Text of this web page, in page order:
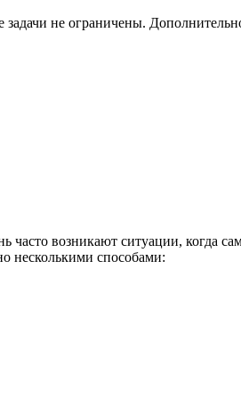
не ограничены.
возникают ситуации, когда
несколькими способами: